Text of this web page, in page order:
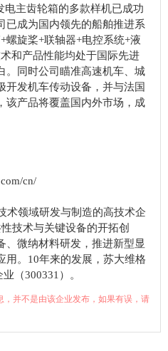
电主齿轮箱的多款样机已成功
已成为国内领先的船舶推进系
螺旋桨+联轴器+电控系统+液
和产品性能均处于国际先进
。同时公司瞄准高速机车、城
开发机车传动设备，并与法国
该产品将覆盖国内外市场，成
cn/
领域研发与制造的高技术企
技术与关键设备的开拓创
、微纳材料研发，推进新型显
用。10年来的发展，苏大维格
（300331）。
并不是由该企业发布，如果有误，请